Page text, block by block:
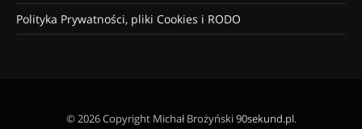
Polityka Prywatności, pliki Cookies i RODO
© 2026 Copyright Michał Brożyński90sekund.pl.